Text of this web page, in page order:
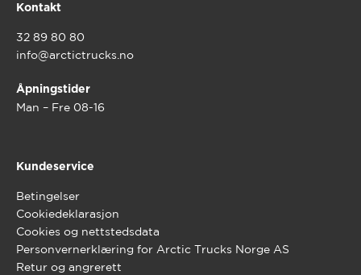
Kontakt
32 89 80 80
info@arctictrucks.no
Åpningstider
Man – Fre 08-16
Kundeservice
Betingelser
Cookiedeklarasjon
Cookies og nettstedsdata
Personvernerklæring for Arctic Trucks Norge AS
Retur og angrerett